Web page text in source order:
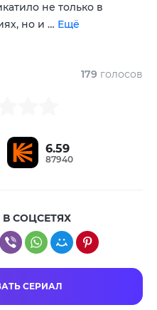
не только в
но и … Ещё
179 голосов
6.59
87940
СОЦСЕТЯХ
СЕРИАЛ